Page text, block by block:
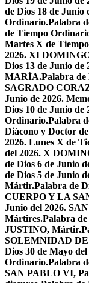
de Dios 18 de Junio
Ordinario.Palabra
de Tiempo
Martes X de
2026. XI
Dios 13 de Junio
MARÍA.Palabra de
SAGRADO
Junio de 2026.
Dios 10 de Junio de
Ordinario.Palabra
Diácono y Doctor
2026. Lunes X de
del 2026. X
de Dios 6 de Junio
de Dios 5 de Junio
Mártir.Palabra de
CUERPO Y LA
Junio del 2026.
Mártires.Palabra
JUSTINO, Mártir.
SOLEMNIDAD
Dios 30 de Mayo
Ordinario.Palabra
SAN PABLO VI,